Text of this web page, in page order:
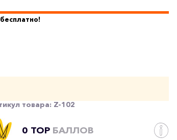
товара: Z-102
0 TOP БАЛЛОВ